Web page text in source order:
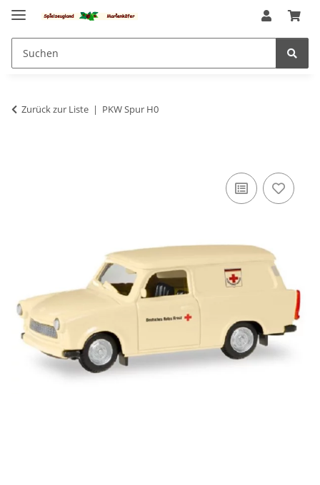
Zurück zur Liste PKW Spur H0